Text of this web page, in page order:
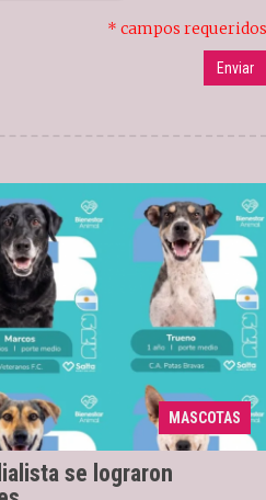
* campos requeridos
MASCOTAS
se lograron
desarrolla con éxito.